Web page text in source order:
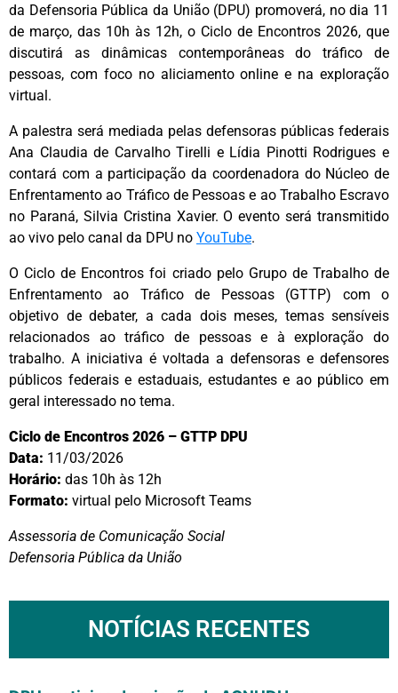
da Defensoria Pública da União (DPU) promoverá, no dia 11
de março, das 10h às 12h, o Ciclo de Encontros 2026, que
discutirá as dinâmicas contemporâneas do tráfico de
pessoas, com foco no aliciamento online e na exploração
virtual.
A palestra será mediada pelas defensoras públicas federais
Ana Claudia de Carvalho Tirelli e Lídia Pinotti Rodrigues e
contará com a participação da coordenadora do Núcleo de
Enfrentamento ao Tráfico de Pessoas e ao Trabalho Escravo
no Paraná, Silvia Cristina Xavier. O evento será transmitido
ao vivo pelo canal da DPU no YouTube.
O Ciclo de Encontros foi criado pelo Grupo de Trabalho de
Enfrentamento ao Tráfico de Pessoas (GTTP) com o
objetivo de debater, a cada dois meses, temas sensíveis
relacionados ao tráfico de pessoas e à exploração do
trabalho. A iniciativa é voltada a defensoras e defensores
públicos federais e estaduais, estudantes e ao público em
geral interessado no tema.
Ciclo de Encontros 2026 – GTTP DPU
Data: 11/03/2026
Horário: das 10h às 12h
Formato: virtual pelo Microsoft Teams
Assessoria de Comunicação Social
Defensoria Pública da União
NOTÍCIAS RECENTES